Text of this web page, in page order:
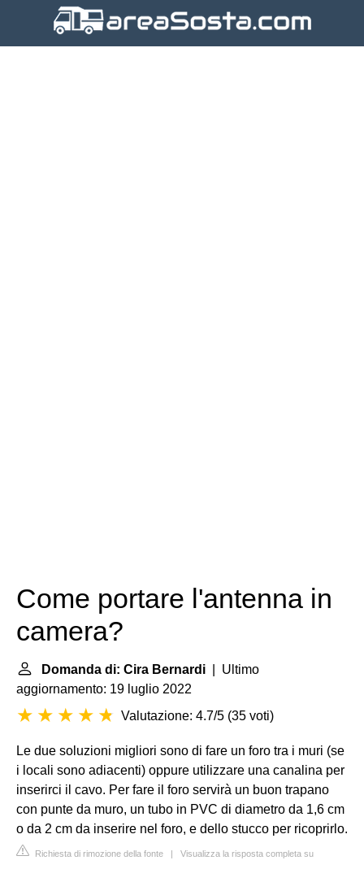
Come portare l'antenna in
camera?
Domanda di: Cira Bernardi | Ultimo
aggiornamento: 19 luglio 2022
Valutazione: 4.7/5 (35 voti)
Le due soluzioni migliori sono di fare un foro tra i muri (se
i locali sono adiacenti) oppure utilizzare una canalina per
inserirci il cavo. Per fare il foro servirà un buon trapano
con punte da muro, un tubo in PVC di diametro da 1,6 cm
o da 2 cm da inserire nel foro, e dello stucco per ricoprirlo.
Richiesta di rimozione della fonte | Visualizza la risposta completa su